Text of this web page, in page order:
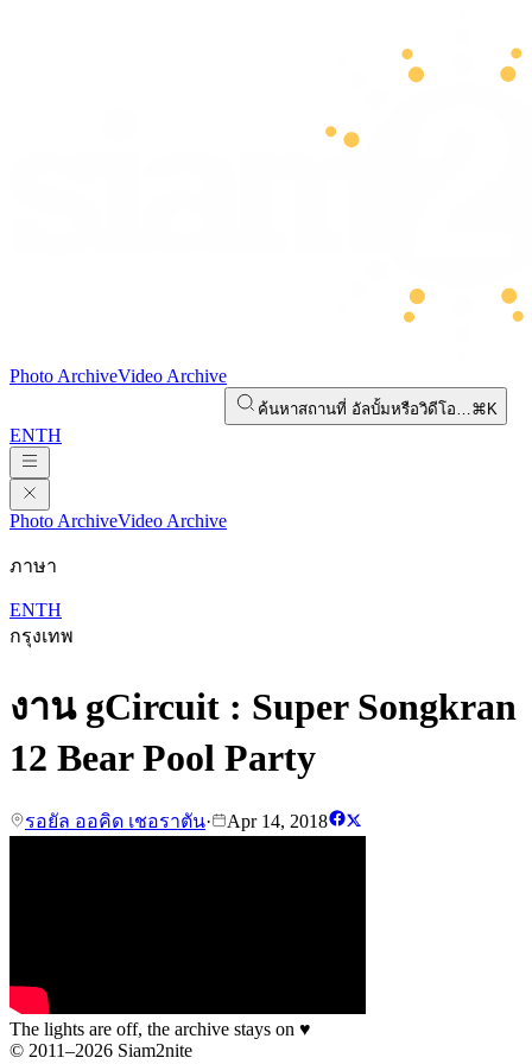
Photo ArchiveVideo Archive
ค้นหาสถานที่ อัลบั้มหรือวิดีโอ…⌘K
ENTH
Photo ArchiveVideo Archive
ภาษา
ENTH
กรุงเทพ
งาน gCircuit : Super Songkran
12 Bear Pool Party
รอยัล ออคิด เชอราตัน· Apr 14, 2018
The lights are off, the archive stays on ♥
© 2011–2026 Siam2nite